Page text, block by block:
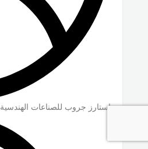
استارز جروب للصناعات الهندسية